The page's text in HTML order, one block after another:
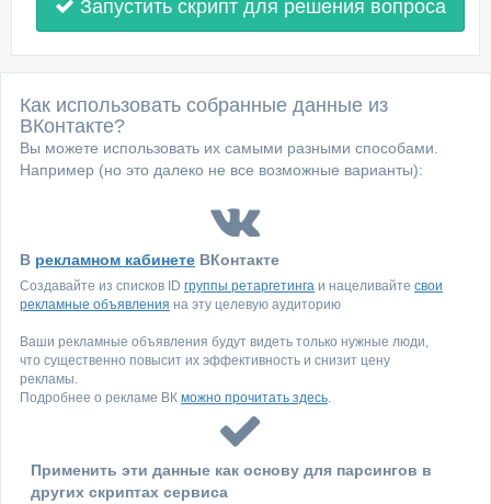
Запустить скрипт для решения вопроса
Как использовать собранные данные из
ВКонтакте?
Вы можете использовать их самыми разными способами.
Например (но это далеко не все возможные варианты):
В рекламном кабинете ВКонтакте
Создавайте из списков ID группы ретаргетинга и нацеливайте свои
рекламные объявления на эту целевую аудиторию
Ваши рекламные объявления будут видеть только нужные люди,
что существенно повысит их эффективность и снизит цену
рекламы.
Подробнее о рекламе ВК можно прочитать здесь.
Применить эти данные как основу для парсингов в
других скриптах сервиса